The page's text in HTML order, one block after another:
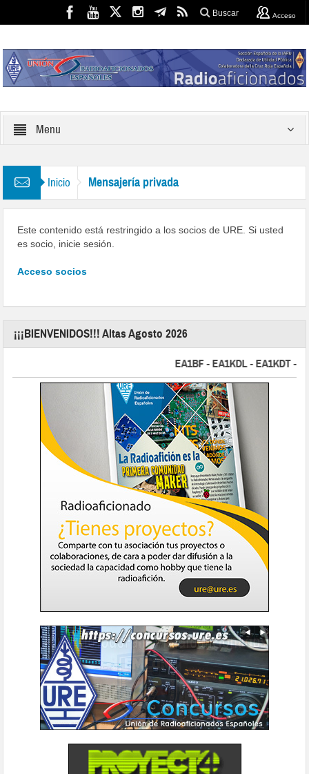
Buscar Acceso
Menu
Inicio Mensajería privada
Este contenido está restringido a los socios de URE. Si usted
es socio, inicie sesión.
Acceso socios
¡¡¡BIENVENIDOS!!! Altas Agosto 2026
EA1BF - EA1KDL - EA1KDT -